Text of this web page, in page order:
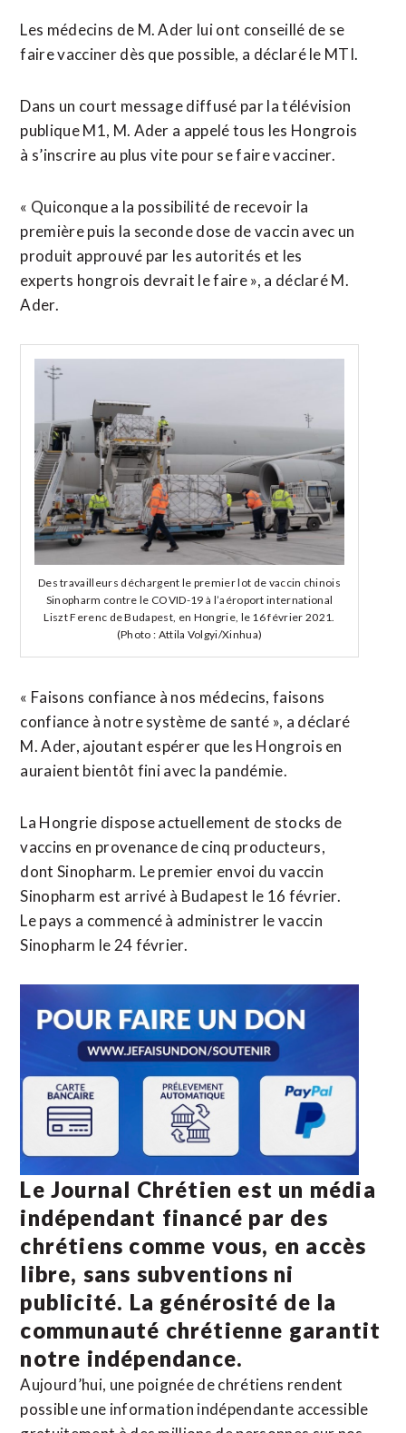
Les médecins de M. Ader lui ont conseillé de se
faire vacciner dès que possible, a déclaré le MTI.
Dans un court message diffusé par la télévision
publique M1, M. Ader a appelé tous les Hongrois
à s’inscrire au plus vite pour se faire vacciner.
« Quiconque a la possibilité de recevoir la
première puis la seconde dose de vaccin avec un
produit approuvé par les autorités et les
experts hongrois devrait le faire », a déclaré M.
Ader.
Des travailleurs déchargent le premier lot de vaccin chinois
Sinopharm contre le COVID-19 à l’aéroport international
Liszt Ferenc de Budapest, en Hongrie, le 16 février 2021.
(Photo : Attila Volgyi/Xinhua)
« Faisons confiance à nos médecins, faisons
confiance à notre système de santé », a déclaré
M. Ader, ajoutant espérer que les Hongrois en
auraient bientôt fini avec la pandémie.
La Hongrie dispose actuellement de stocks de
vaccins en provenance de cinq producteurs,
dont Sinopharm. Le premier envoi du vaccin
Sinopharm est arrivé à Budapest le 16 février.
Le pays a commencé à administrer le vaccin
Sinopharm le 24 février.
Le Journal Chrétien est un média
indépendant financé par des
chrétiens comme vous, en accès
libre, sans subventions ni
publicité. La générosité de la
communauté chrétienne garantit
notre indépendance.
Aujourd’hui, une poignée de chrétiens rendent
possible une information indépendante accessible